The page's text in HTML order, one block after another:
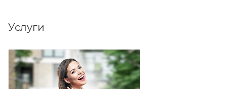
комплект не входят.
Услуги